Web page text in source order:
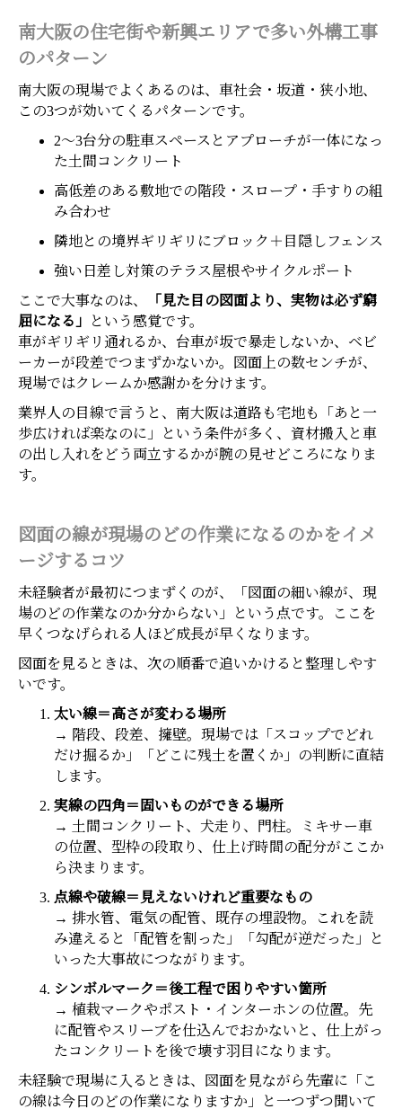
南大阪の住宅街や新興エリアで多い外構工事
のパターン
南大阪の現場でよくあるのは、車社会・坂道・狭小地、
この3つが効いてくるパターンです。
2〜3台分の駐車スペースとアプローチが一体になっ
た土間コンクリート
高低差のある敷地での階段・スロープ・手すりの組
み合わせ
隣地との境界ギリギリにブロック＋目隠しフェンス
強い日差し対策のテラス屋根やサイクルポート
ここで大事なのは、
「見た目の図面より、実物は必ず窮
屈になる」
という感覚です。
車がギリギリ通れるか、台車が坂で暴走しないか、ベビ
ーカーが段差でつまずかないか。図面上の数センチが、
現場ではクレームか感謝かを分けます。
業界人の目線で言うと、南大阪は道路も宅地も「あと一
歩広ければ楽なのに」という条件が多く、資材搬入と車
の出し入れをどう両立するかが腕の見せどころになりま
す。
図面の線が現場のどの作業になるのかをイメ
ージするコツ
未経験者が最初につまずくのが、「図面の細い線が、現
場のどの作業なのか分からない」という点です。ここを
早くつなげられる人ほど成長が早くなります。
図面を見るときは、次の順番で追いかけると整理しやす
いです。
太い線＝高さが変わる場所
→ 階段、段差、擁壁。現場では「スコップでどれ
だけ掘るか」「どこに残土を置くか」の判断に直結
します。
実線の四角＝固いものができる場所
→ 土間コンクリート、犬走り、門柱。ミキサー車
の位置、型枠の段取り、仕上げ時間の配分がここか
ら決まります。
点線や破線＝見えないけれど重要なもの
→ 排水管、電気の配管、既存の埋設物。これを読
み違えると「配管を割った」「勾配が逆だった」と
いった大事故につながります。
シンボルマーク＝後工程で困りやすい箇所
→ 植栽マークやポスト・インターホンの位置。先
に配管やスリーブを仕込んでおかないと、仕上がっ
たコンクリートを後で壊す羽目になります。
未経験で現場に入るときは、図面を見ながら先輩に「こ
の線は今日のどの作業になりますか」と一つずつ聞いて